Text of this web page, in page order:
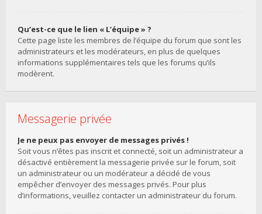
Qu’est-ce que le lien « L’équipe » ?
Cette page liste les membres de l’équipe du forum que sont les
administrateurs et les modérateurs, en plus de quelques
informations supplémentaires tels que les forums qu’ils
modèrent.
Messagerie privée
Je ne peux pas envoyer de messages privés !
Soit vous n’êtes pas inscrit et connecté, soit un administrateur a
désactivé entièrement la messagerie privée sur le forum, soit
un administrateur ou un modérateur a décidé de vous
empêcher d’envoyer des messages privés. Pour plus
d’informations, veuillez contacter un administrateur du forum.